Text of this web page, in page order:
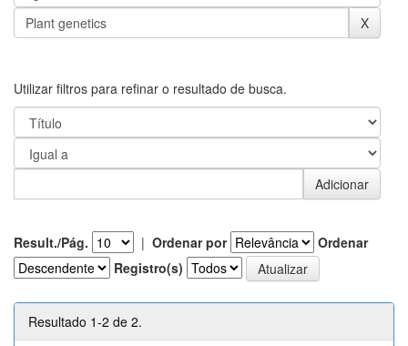
Utilizar filtros para refinar o resultado de busca.
Result./Pág. | Ordenar por
Ordenar
Registro(s)
Resultado 1-2 de 2.